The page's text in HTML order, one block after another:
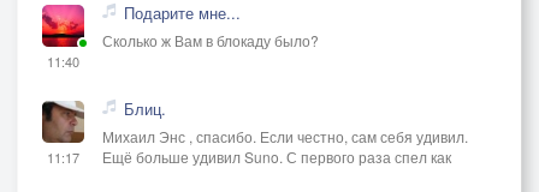
11:40
Подарите мне...
Сколько ж Вам в блокаду было?
11:17
Блиц.
Михаил Энс , спасибо. Если честно, сам себя удивил.
Ещё больше удивил Suno. С первого раза спел как